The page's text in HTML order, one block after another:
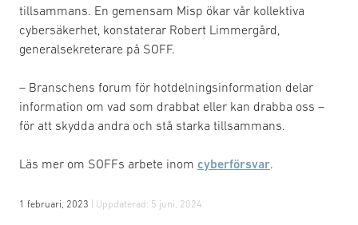
tillsammans. En gemensam Misp ökar vår kollektiva
cybersäkerhet, konstaterar Robert Limmergård,
generalsekreterare på SOFF.
– Branschens forum för hotdelningsinformation delar
information om vad som drabbat eller kan drabba oss –
för att skydda andra och stå starka tillsammans.
Läs mer om SOFFs arbete inom cyberförsvar.
1 februari, 2023 | Uppdaterad: 5 juni, 2024